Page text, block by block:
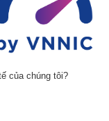
của chúng tôi?